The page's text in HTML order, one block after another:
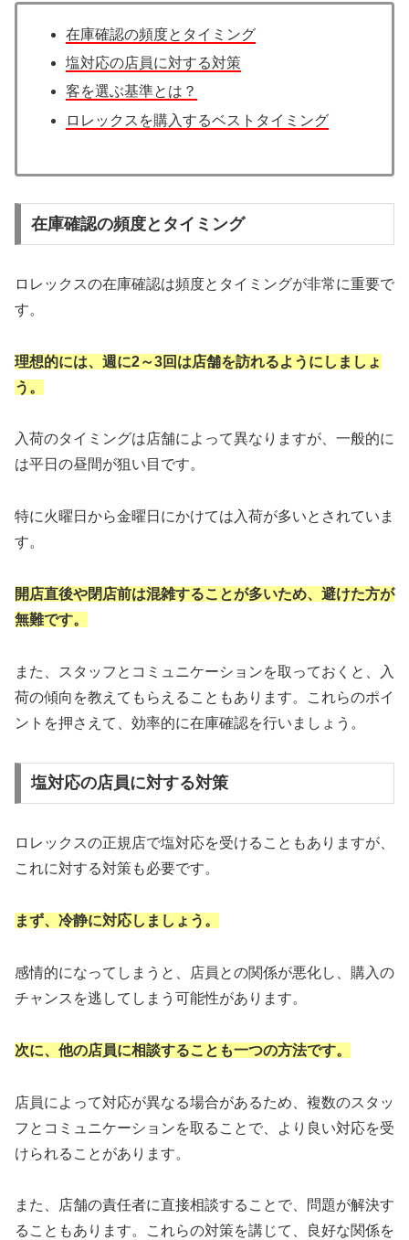
在庫確認の頻度とタイミング
塩対応の店員に対する対策
客を選ぶ基準とは？
ロレックスを購入するベストタイミング
在庫確認の頻度とタイミング
ロレックスの在庫確認は頻度とタイミングが非常に重要で
す。
理想的には、週に2～3回は店舗を訪れるようにしましょ
う。
入荷のタイミングは店舗によって異なりますが、一般的に
は平日の昼間が狙い目です。
特に火曜日から金曜日にかけては入荷が多いとされていま
す。
開店直後や閉店前は混雑することが多いため、避けた方が
無難です。
また、スタッフとコミュニケーションを取っておくと、入
荷の傾向を教えてもらえることもあります。これらのポイ
ントを押さえて、効率的に在庫確認を行いましょう。
塩対応の店員に対する対策
ロレックスの正規店で塩対応を受けることもありますが、
これに対する対策も必要です。
まず、冷静に対応しましょう。
感情的になってしまうと、店員との関係が悪化し、購入の
チャンスを逃してしまう可能性があります。
次に、他の店員に相談することも一つの方法です。
店員によって対応が異なる場合があるため、複数のスタッ
フとコミュニケーションを取ることで、より良い対応を受
けられることがあります。
また、店舗の責任者に直接相談することで、問題が解決す
ることもあります。これらの対策を講じて、良好な関係を